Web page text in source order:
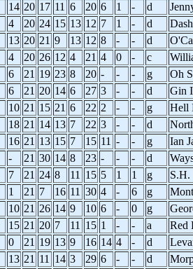
14 20 17 11 6 20 6 1 - d
4 20 24 15 13 12 7 1 - d
13 20 21 9 13 12 8 - - d
4 20 26 12 4 21 4 0 - c
6 21 19 23 8 20 - - - g
Oh
6 21 20 14 6 27 3 - - d
Gin
10 21 15 21 6 22 2 - - g
Hell
18 21 14 13 7 22 3 - - d
16 21 13 15 7 15 11 - - g
Ian
- 21 30 14 8 23 - - - d
7 21 24 8 11 15 5 1 1 g
S.H.
1 21 7 16 11 30 4 - 6 g
10 21 26 14 9 10 6 - 0 g
15 21 20 7 11 15 1 - - a
Red
0 21 19 13 9 16 14 4 - d
13 21 11 14 3 29 6 - - d